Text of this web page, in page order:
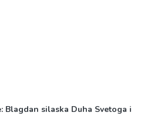
Blagdan silaska Duha Svetoga i